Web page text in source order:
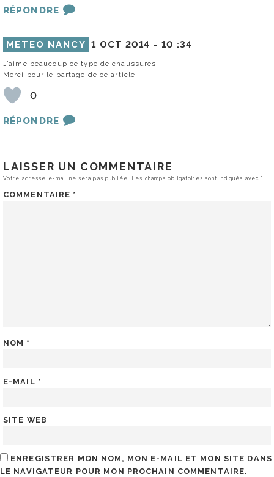
RÉPONDRE
METEO NANCY 1 OCT 2014 - 10 :34
J’aime beaucoup ce type de chaussures
Merci pour le partage de ce article
0
RÉPONDRE
LAISSER UN COMMENTAIRE
Votre adresse e-mail ne sera pas publiée. Les champs obligatoires sont indiqués avec*
COMMENTAIRE *
NOM *
E-MAIL *
SITE WEB
ENREGISTRER MON NOM, MON E-MAIL ET MON SITE DANS
LE NAVIGATEUR POUR MON PROCHAIN COMMENTAIRE.